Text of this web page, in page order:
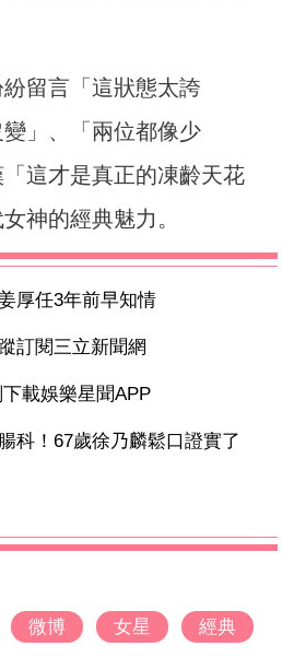
留言「這狀態太誇
」、「兩位都像少
這才是真正的凍齡天花
神的經典魅力。
厚任3年前早知情
訂閱三立新聞網
載娛樂星聞APP
科！67歲徐乃麟鬆口證實了
微博 女星 經典